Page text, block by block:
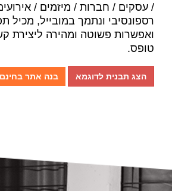
/ עסקים / חברות / מיזמים /
רספונסיבי ונתמך במובייל, מכיל
ואפשרות פשוטה ומהירה ליצירת
טופס.
הצג תבנית לדוגמא בנה אתר בחינם